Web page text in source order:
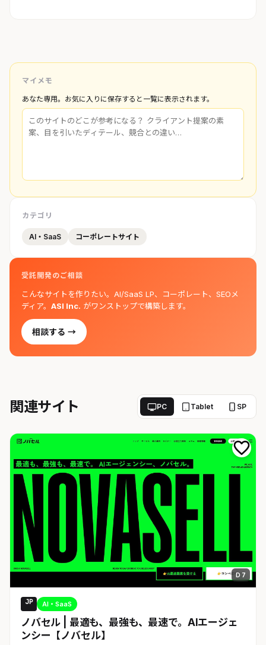
マイメモ
あなた専用。お気に入りに保存すると一覧に表示されます。
カテゴリ
AI・SaaS コーポレートサイト
受託開発のご相談
こんなサイトを作りたい。AI/SaaS LP、コーポレート、SEOメ
ディア。 ASI Inc. がワンストップで構築します。
相談する →
関連サイト PC Tablet SP
D 7
JP AI・SaaS
ノバセル | 最適も、最強も、最速で。AIエージェ
ンシー【ノバセル】